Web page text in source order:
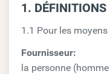
1. DÉFINITIONS
1.1 Pour les
Fournisseur:
la personne